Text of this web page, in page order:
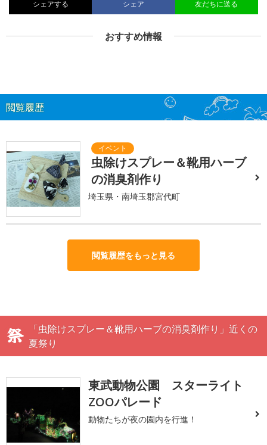
シェアする シェア 友だちに送る
おすすめ情報
閲覧履歴
虫除けスプレー＆靴用ハーブ
の消臭剤作り
埼玉県・南埼玉郡宮代町
閲覧履歴をもっと見る
「虫除けスプレー＆靴用ハーブの消臭剤作り」近くの
夏祭り
東武動物公園 スターライト
ZOOパレード
動物たちが夜の園内を行進！